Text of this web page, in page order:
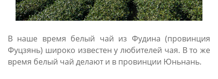
В наше время белый чай из Фудина (провинция
Фуцзянь) широко известен у любителей чая. В то же
время белый чай делают и в провинции Юньнань.